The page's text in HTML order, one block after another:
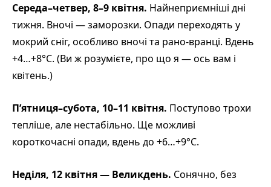
Середа–четвер, 8–9 квітня. Найнеприємніші дні
тижня. Вночі — заморозки. Опади переходять у
мокрий сніг, особливо вночі та рано-вранці. Вдень
+4…+8°С. (Ви ж розумієте, про що я — ось вам і
квітень.)
П’ятниця–субота, 10–11 квітня. Поступово трохи
тепліше, але нестабільно. Ще можливі
короткочасні опади, вдень до +6…+9°С.
Неділя, 12 квітня — Великдень. Сонячно, без